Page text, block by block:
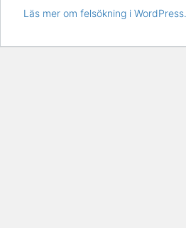
Läs mer om felsökning i WordPress.